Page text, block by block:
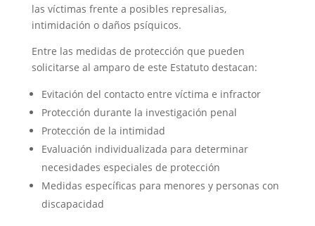
las víctimas frente a posibles represalias,
intimidación o daños psíquicos.
Entre las medidas de protección que pueden
solicitarse al amparo de este Estatuto destacan:
Evitación del contacto entre víctima e infractor
Protección durante la investigación penal
Protección de la intimidad
Evaluación individualizada para determinar
necesidades especiales de protección
Medidas específicas para menores y personas con
discapacidad